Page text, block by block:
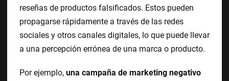
reseñas de productos falsificados. Estos pueden
propagarse rápidamente a través de las redes
sociales y otros canales digitales, lo que puede llevar
a una percepción errónea de una marca o producto.
Por ejemplo, una campaña de marketing negativo